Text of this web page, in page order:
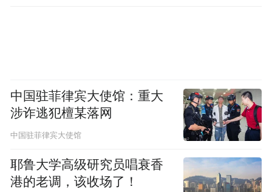
中国驻菲律宾大使馆：重大
涉诈逃犯檀某落网
中国驻菲律宾大使馆
耶鲁大学高级研究员唱衰香
港的老调，该收场了！